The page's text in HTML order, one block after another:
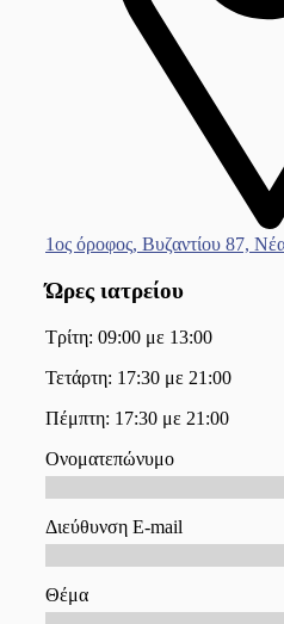
1ος όροφος, Βυζαντίου 87,
Ώρες ιατρείου
Τρίτη: 09:00 με 13:00
Τετάρτη: 17:30 με 21:00
Πέμπτη: 17:30 με 21:00
Ονοματεπώνυμο
Διεύθυνση E-mail
Θέμα